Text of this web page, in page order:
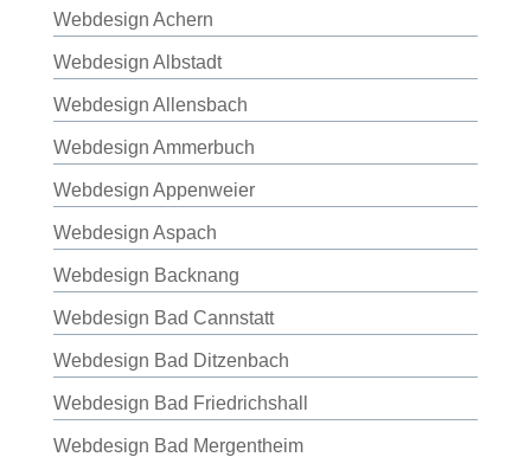
Webdesign Achern
Webdesign Albstadt
Webdesign Allensbach
Webdesign Ammerbuch
Webdesign Appenweier
Webdesign Aspach
Webdesign Backnang
Webdesign Bad Cannstatt
Webdesign Bad Ditzenbach
Webdesign Bad Friedrichshall
Webdesign Bad Mergentheim